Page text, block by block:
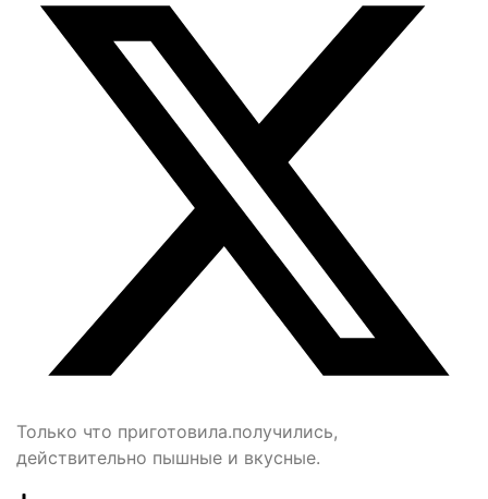
Только что приготовила.получились,
действительно пышные и вкусные.